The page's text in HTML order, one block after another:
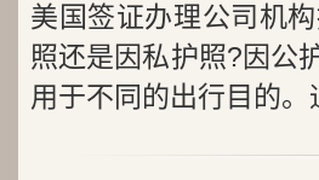
美国签证办理公司机
照还是因私护照?因公
用于不同的出行目的